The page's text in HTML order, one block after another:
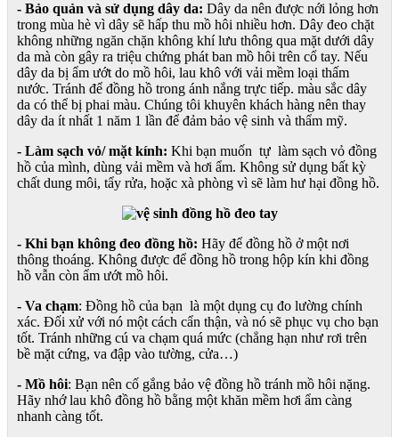
- Bảo quản và sử dụng dây da: Dây da nên được nới lỏng hơn
trong mùa hè vì dây sẽ hấp thu mồ hôi nhiều hơn. Dây đeo chặt
không những ngăn chặn không khí lưu thông qua mặt dưới dây
da mà còn gây ra triệu chứng phát ban mồ hôi trên cổ tay. Nếu
dây da bị ẩm ướt do mồ hôi, lau khô với vải mềm loại thấm
nước. Tránh để đồng hồ trong ánh nắng trực tiếp. màu sắc dây
da có thể bị phai màu. Chúng tôi khuyên khách hàng nên thay
dây da ít nhất 1 năm 1 lần để đảm bảo vệ sinh và thẩm mỹ.
- Làm sạch vỏ/ mặt kính: Khi bạn muốn tự làm sạch vỏ đồng
hồ của mình, dùng vải mềm và hơi ẩm. Không sử dụng bất kỳ
chất dung môi, tẩy rửa, hoặc xà phòng vì sẽ làm hư hại đồng hồ.
- Khi bạn không đeo đồng hồ: Hãy để đồng hồ ở một nơi
thông thoáng. Không được để đồng hồ trong hộp kín khi đồng
hồ vẫn còn ẩm ướt mồ hôi.
- Va chạm: Đồng hồ của bạn là một dụng cụ đo lường chính
xác. Đối xử với nó một cách cẩn thận, và nó sẽ phục vụ cho bạn
tốt. Tránh những cú va chạm quá mức (chẳng hạn như rơi trên
bề mặt cứng, va đập vào tường, cửa…)
- Mồ hôi: Bạn nên cố gắng bảo vệ đồng hồ tránh mồ hôi nặng.
Hãy nhớ lau khô đồng hồ bằng một khăn mềm hơi ẩm càng
nhanh càng tốt.